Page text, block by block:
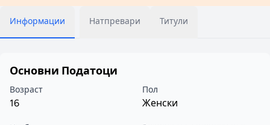
Информации Натпревари Титули
Основни Податоци
Возраст
16
Пол
Женски